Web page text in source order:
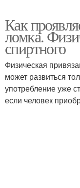
Как
ломка.
спиртного
Физическая
может развиться
употребление уже
если человек